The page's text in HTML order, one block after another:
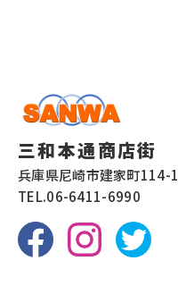
三和本通商店街
兵庫県尼崎市建家町114-1
TEL.06-6411-6990